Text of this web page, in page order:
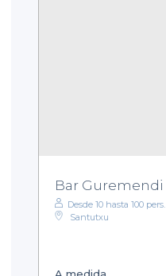
Bar Guremendi
Desde 10 hasta 100 pers.
Santutxu